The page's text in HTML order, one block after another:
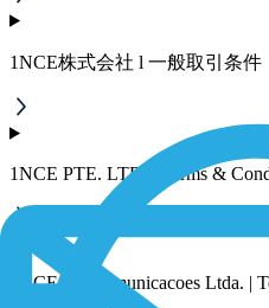
1NCE株式会社 l 一般取引条件
1NCE PTE. LTD. | Terms &
1NCE Telecomunicacoes Ltda. |